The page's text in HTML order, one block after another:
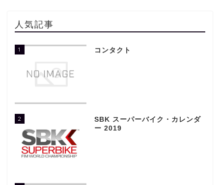
人気記事
1 コンタクト
2
SBK スーパーバイク・カレンダ
ー 2019